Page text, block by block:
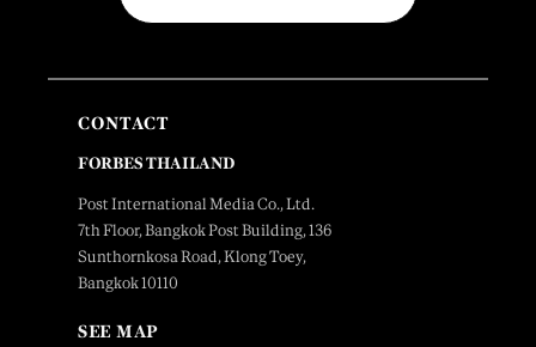
CONTACT
FORBES THAILAND
Post International Media Co., Ltd.
7th Floor, Bangkok Post Building, 136
Sunthornkosa Road, Klong Toey,
Bangkok 10110
SEE MAP